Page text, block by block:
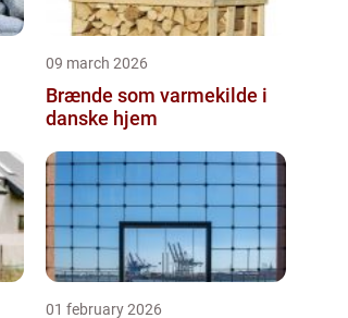
09 march 2026
Brænde som varmekilde i
danske hjem
01 february 2026